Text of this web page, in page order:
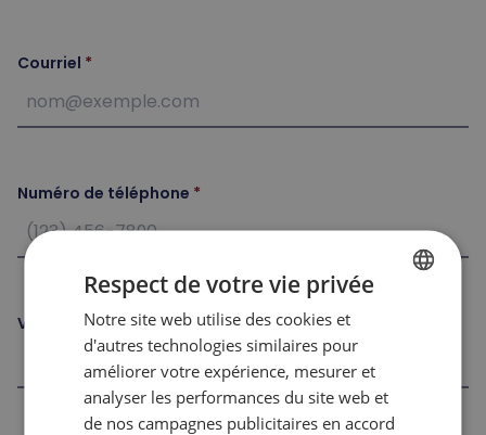
Courriel
Numéro de téléphone
Ville
Respect de votre vie privée
Notre site web utilise des cookies et
d'autres technologies similaires pour
améliorer votre expérience, mesurer et
analyser les performances du site web et
de nos campagnes publicitaires en accord